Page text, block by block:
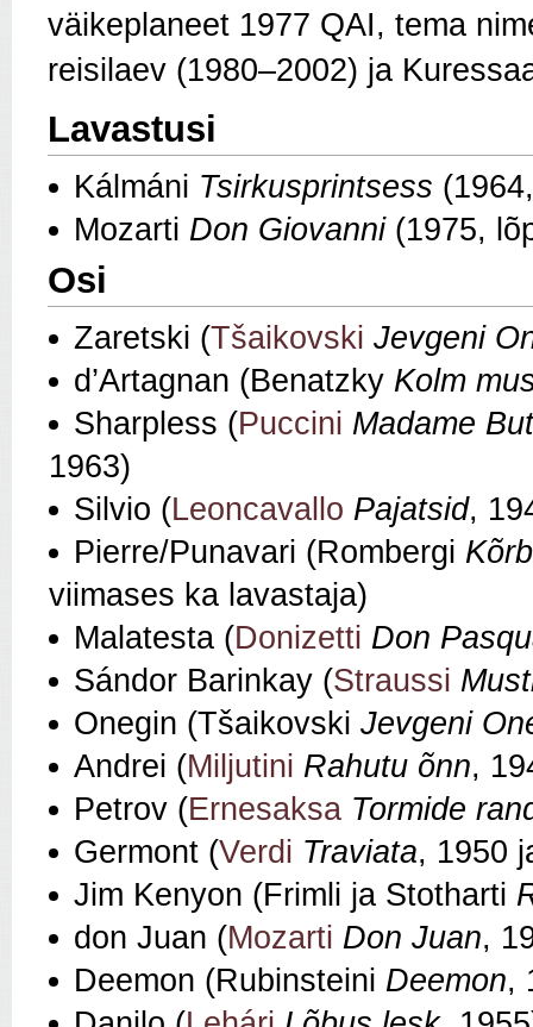
väikeplaneet 1977 QAI, tema
reisilaev (1980–2002) ja
Lavastusi
Kálmáni Tsirkusprintsess
Mozarti Don Giovanni (1975,
Osi
Zaretski (Tšaikovski Jevgeni
d’Artagnan (Benatzky Kolm
Sharpless (Puccini Madame
1963)
Silvio (Leoncavallo Pajatsid,
Pierre/Punavari (Rombergi
viimases ka lavastaja)
Malatesta (Donizetti Don
Sándor Barinkay (Straussi
Onegin (Tšaikovski Jevgeni
Andrei (Miljutini Rahutu õnn,
Petrov (Ernesaksa Tormide
Germont (Verdi Traviata, 1950
Jim Kenyon (Frimli ja Stotharti
don Juan (Mozarti Don Juan,
Deemon (Rubinsteini Deemon,